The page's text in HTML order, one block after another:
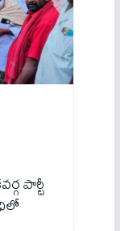
పార్టీ